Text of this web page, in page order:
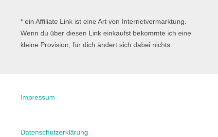
* ein Affiliate Link ist eine Art von Internetvermarktung.
Wenn du über diesen Link einkaufst bekommte ich eine
kleine Provision, für dich ändert sich dabei nichts.
Impressum
Datenschutzerklärung